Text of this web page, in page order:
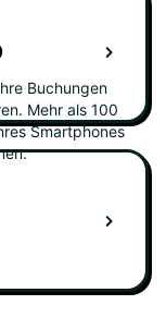
Buchungen
Mehr als 100
Smartphones